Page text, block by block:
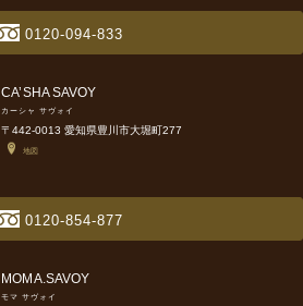
0120-094-833
CA’SHA SAVOY
カーシャ サヴォイ
〒442-0013 愛知県豊川市大堀町277
地図
0120-854-877
MOMA.SAVOY
モマ サヴォイ